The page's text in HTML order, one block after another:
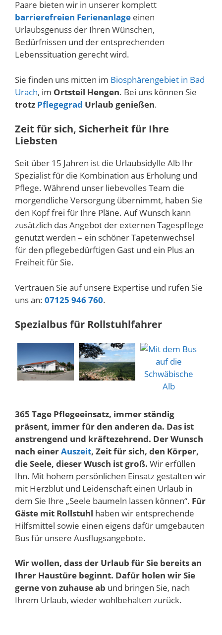
Paare bieten wir in unserer komplett
barrierefreien Ferienanlage einen
Urlaubsgenuss der Ihren Wünschen,
Bedürfnissen und der entsprechenden
Lebenssituation gerecht wird.
Sie finden uns mitten im Biosphärengebiet in Bad
Urach, im Ortsteil Hengen. Bei uns können Sie
trotz Pflegegrad Urlaub genießen.
Zeit für sich, Sicherheit für Ihre
Liebsten
Seit über 15 Jahren ist die Urlaubsidylle Alb Ihr
Spezialist für die Kombination aus Erholung und
Pflege. Während unser liebevolles Team die
morgendliche Versorgung übernimmt, haben Sie
den Kopf frei für Ihre Pläne. Auf Wunsch kann
zusätzlich das Angebot der externen Tagespflege
genutzt werden – ein schöner Tapetenwechsel
für den pflegebedürftigen Gast und ein Plus an
Freiheit für Sie.
Vertrauen Sie auf unsere Expertise und rufen Sie
uns an: 07125 946 760.
Spezialbus für Rollstuhlfahrer
365 Tage Pflegeeinsatz, immer ständig
präsent, immer für den anderen da. Das ist
anstrengend und kräftezehrend. Der Wunsch
nach einerAuszeit, Zeit für sich, den Körper,
die Seele, dieser Wusch ist groß. Wir erfüllen
Ihn. Mit hohem persönlichen Einsatz gestalten wir
mit Herzblut und Leidenschaft einen Urlaub in
dem Sie Ihre „Seele baumeln lassen können“. Für
Gäste mit Rollstuhl haben wir entsprechende
Hilfsmittel sowie einen eigens dafür umgebauten
Bus für unsere Ausflugsangebote.
Wir wollen, dass der Urlaub für Sie bereits an
Ihrer Haustüre beginnt. Dafür holen wir Sie
gerne von zuhause ab und bringen Sie, nach
Ihrem Urlaub, wieder wohlbehalten zurück.